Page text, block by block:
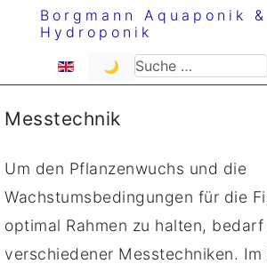
Borgmann Aquaponik &
Hydroponik
Sprache auswählen
🌙 Suchen
Messtechnik
Um den Pflanzenwuchs und die
Wachstumsbedingungen für die
optimal Rahmen zu halten, bedarf
verschiedener Messtechniken. Im